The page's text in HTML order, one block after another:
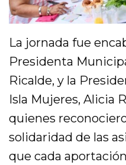
La jornada fue
Presidenta
Ricalde, y la
Isla Mujeres, Alicia
quienes
solidaridad de las
que cada